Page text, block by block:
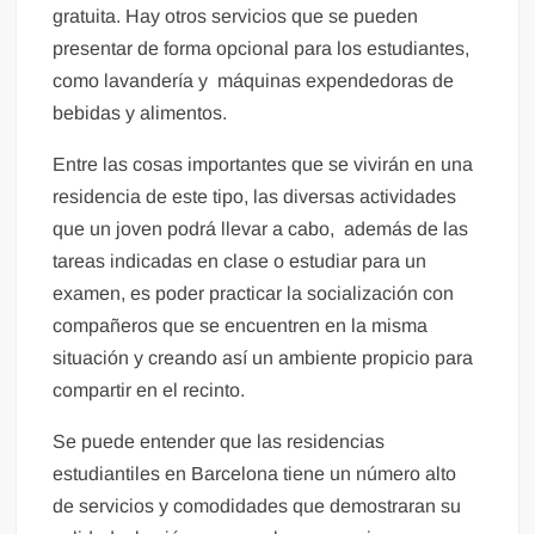
gratuita. Hay otros servicios que se pueden
presentar de forma opcional para los estudiantes,
como lavandería y máquinas expendedoras de
bebidas y alimentos.
Entre las cosas importantes que se vivirán en una
residencia de este tipo, las diversas actividades
que un joven podrá llevar a cabo, además de las
tareas indicadas en clase o estudiar para un
examen, es poder practicar la socialización con
compañeros que se encuentren en la misma
situación y creando así un ambiente propicio para
compartir en el recinto.
Se puede entender que las residencias
estudiantiles en Barcelona tiene un número alto
de servicios y comodidades que demostraran su